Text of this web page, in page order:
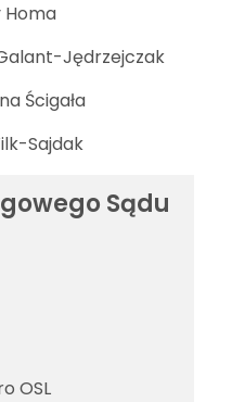
Homa
Jędrzejczak
Ścigała
Sajdak
Sądu
OSL